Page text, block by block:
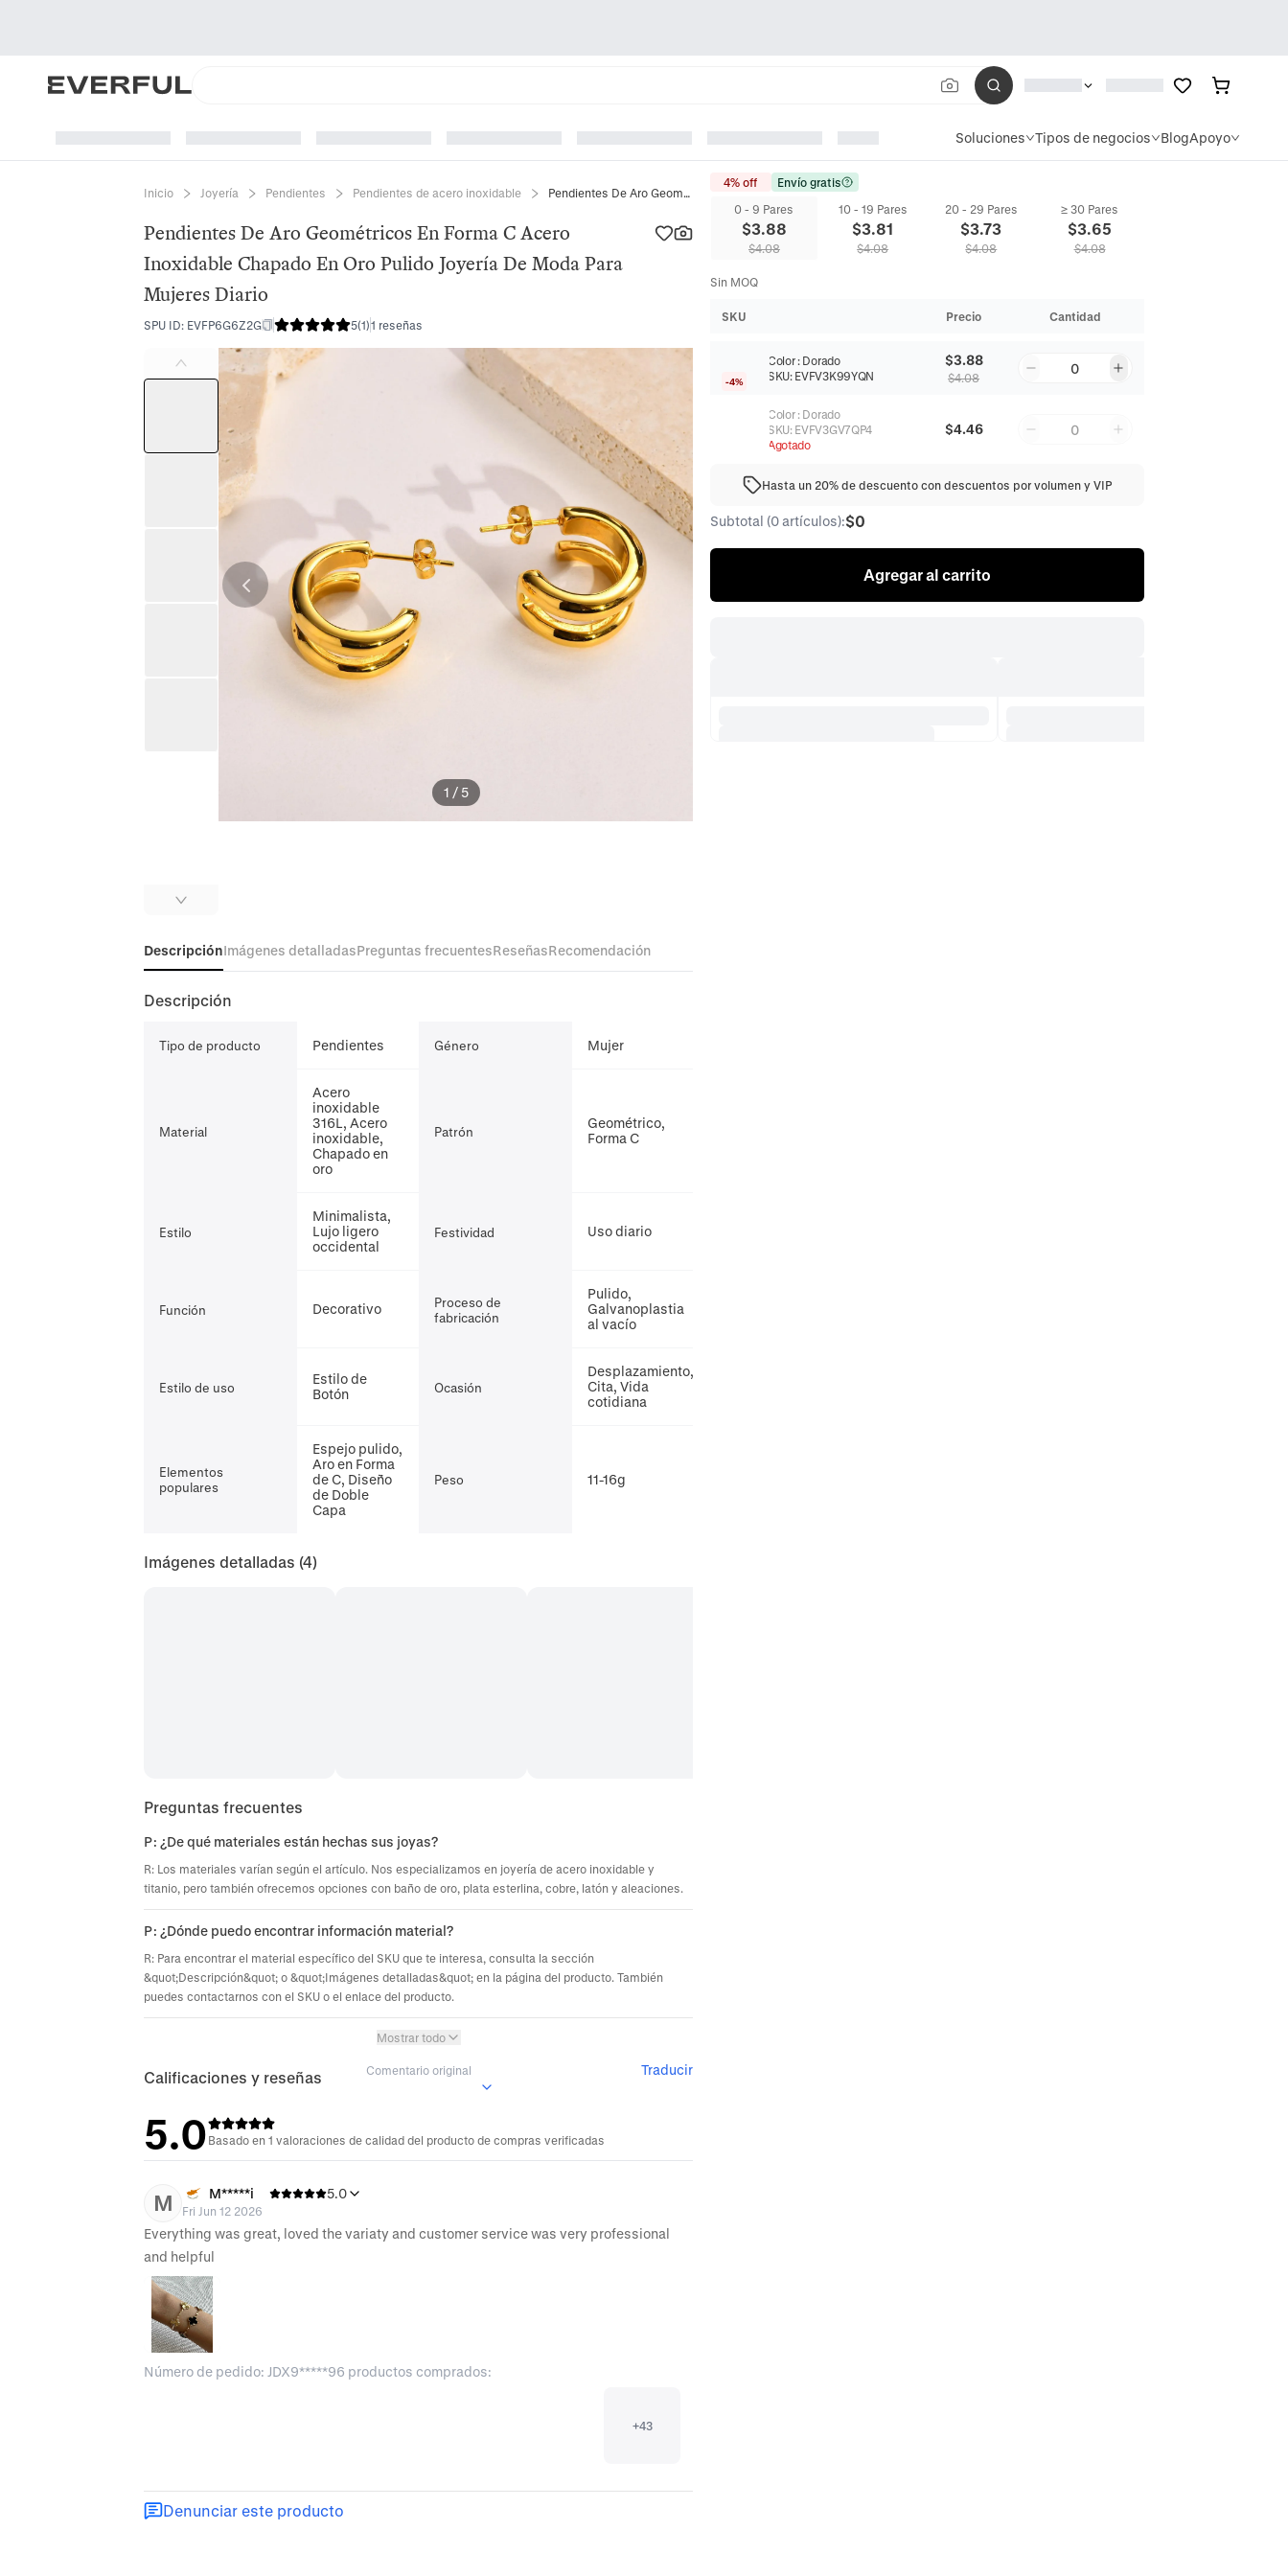
Soluciones Tipos de negocios BlogApoyo
Inicio Joyería Pendientes Pendientes de acero inoxidable Pendientes De Aro Geométricos En Forma C Acero Inoxidable Chapado En Oro Pulido Joyería De Moda Para Mujeres Diario
Pendientes De Aro Geométricos En Forma C Acero
Inoxidable Chapado En Oro Pulido Joyería De Moda Para
Mujeres Diario
SPU ID: EVFP6G6Z2G 5(1)1 reseñas
1 / 5
DescripciónImágenes detalladasPreguntas frecuentesReseñasRecomendación
Descripción
Tipo de producto Pendientes Género Mujer
Material
Acero
inoxidable
316L, Acero
inoxidable,
Chapado en
oro
Patrón
Geométrico,
Forma C
Estilo
Minimalista,
Lujo ligero
occidental
Festividad Uso diario
Función Decorativo
Proceso de
fabricación
Pulido,
Galvanoplastia
al vacío
Estilo de uso
Estilo de
Botón
Ocasión
Desplazamiento,
Cita, Vida
cotidiana
Elementos
populares
Espejo pulido,
Aro en Forma
de C, Diseño
de Doble
Capa
Peso 11-16g
Imágenes detalladas (4)
Preguntas frecuentes
P: ¿De qué materiales están hechas sus joyas?
R: Los materiales varían según el artículo. Nos especializamos en joyería de acero inoxidable y
titanio, pero también ofrecemos opciones con baño de oro, plata esterlina, cobre, latón y aleaciones.
P: ¿Dónde puedo encontrar información material?
R: Para encontrar el material específico del SKU que te interesa, consulta la sección
&quot;Descripción&quot; o &quot;Imágenes detalladas&quot; en la página del producto. También
puedes contactarnos con el SKU o el enlace del producto.
Mostrar todo
Calificaciones y reseñas Comentario original Traducir
5.0Basado en 1 valoraciones de calidad del producto de compras verificadas
M M*****i 5.0
Fri Jun 12 2026
Everything was great, loved the variaty and customer service was very professional
and helpful
Número de pedido: JDX9*****96 productos comprados:
+43
Denunciar este producto
4% off
Envío gratis
0 - 9 Pares
$3.88
$4.08
10 - 19 Pares
$3.81
$4.08
20 - 29 Pares
$3.73
$4.08
≥ 30 Pares
$3.65
$4.08
Sin MOQ
SKU Precio Cantidad
-4%
Color: Dorado
SKU: EVFV3K99YQN
$3.88
$4.08
0
Color: Dorado
SKU: EVFV3GV7QP4
Agotado
$4.46 0
Hasta un 20% de descuento con descuentos por volumen y VIP
Subtotal (0 artículos):$0
Agregar al carrito